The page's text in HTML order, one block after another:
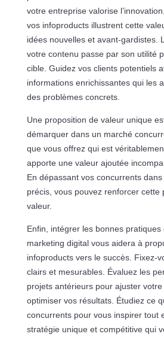
votre entreprise valorise
vos infoproducts illustrent cette
idées nouvelles et avant-gardistes.
votre contenu passe par son utilité
cible. Guidez vos clients potentiels
informations enrichissantes qui les
des problèmes concrets.
Une proposition de valeur unique
démarquer dans un marché
que vous offrez qui est
apporte une valeur ajoutée
En dépassant vos concurrents
précis, vous pouvez renforcer cette
valeur.
Enfin, intégrer les bonnes
marketing digital vous aidera à
infoproducts vers le succès. Fixez-
clairs et mesurables. Évaluez les
projets antérieurs pour ajuster
optimiser vos résultats. Étudiez ce
concurrents pour vous inspirer tout
stratégie unique et compétitive qui